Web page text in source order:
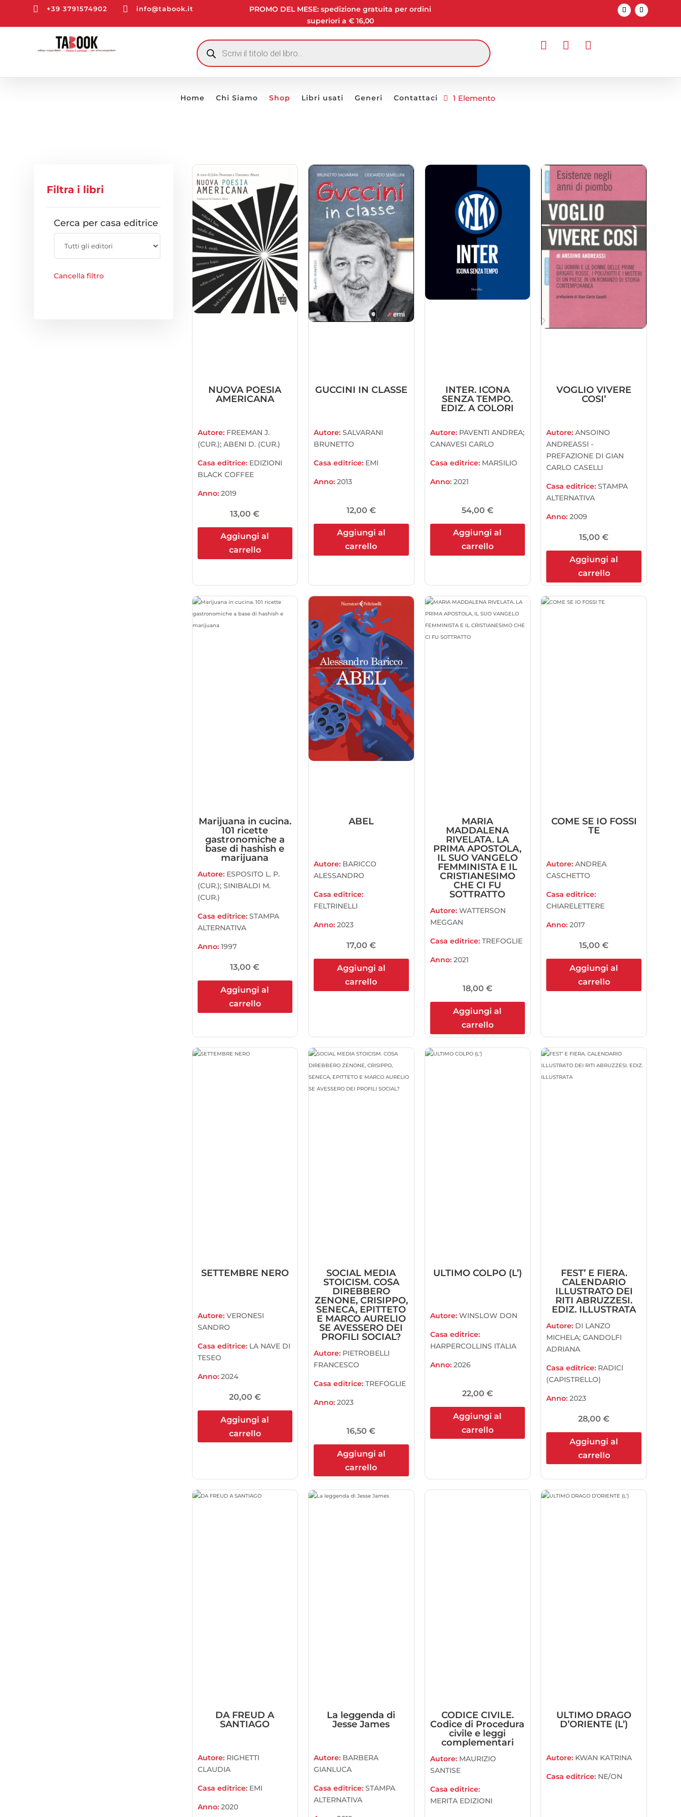
 +39 3791574902  info@tabook.it
PROMO DEL MESE: spedizione gratuita per ordini
superiori a € 16,00
RICERCA
PRODOTTI
  
Home Chi Siamo Shop Libri usati Generi Contattaci 1 Elemento
Filtra i libri
Cerca per casa editrice
Cancella filtro
NUOVA POESIA
AMERICANA
Autore: FREEMAN J.
(CUR.); ABENI D. (CUR.)
Casa editrice: EDIZIONI
BLACK COFFEE
Anno: 2019
13,00€
Aggiungi al
carrello
GUCCINI IN CLASSE
Autore:SALVARANI
BRUNETTO
Casa editrice: EMI
Anno:2013
12,00 €
Aggiungi al
carrello
INTER. ICONA
SENZA TEMPO.
EDIZ. A COLORI
Autore: PAVENTI ANDREA;
CANAVESI CARLO
Casa editrice: MARSILIO
Anno: 2021
54,00 €
Aggiungi al
carrello
VOGLIO VIVERE
COSI’
Autore:ANSOINO
ANDREASSI -
PREFAZIONE DI GIAN
CARLO CASELLI
Casa editrice:STAMPA
ALTERNATIVA
Anno:2009
15,00 €
Aggiungi al
carrello
Marijuana in cucina.
101 ricette
gastronomiche a
base di hashish e
marijuana
Autore: ESPOSITO L. P.
(CUR.); SINIBALDI M.
(CUR.)
Casa editrice: STAMPA
ALTERNATIVA
Anno: 1997
13,00€
Aggiungi al
carrello
ABEL
Autore: BARICCO
ALESSANDRO
Casa editrice:
FELTRINELLI
Anno:2023
17,00 €
Aggiungi al
carrello
MARIA
MADDALENA
RIVELATA. LA
PRIMA APOSTOLA,
IL SUO VANGELO
FEMMINISTA E IL
CRISTIANESIMO
CHE CI FU
SOTTRATTO
Autore: WATTERSON
MEGGAN
Casa editrice: TREFOGLIE
Anno: 2021
18,00 €
Aggiungi al
carrello
COME SE IO FOSSI
TE
Autore:ANDREA
CASCHETTO
Casa editrice:
CHIARELETTERE
Anno:2017
15,00 €
Aggiungi al
carrello
SETTEMBRE NERO
Autore: VERONESI
SANDRO
Casa editrice: LA NAVE DI
TESEO
Anno: 2024
20,00 €
Aggiungi al
carrello
SOCIAL MEDIA
STOICISM. COSA
DIREBBERO
ZENONE, CRISIPPO,
SENECA, EPITTETO
E MARCO AURELIO
SE AVESSERO DEI
PROFILI SOCIAL?
Autore: PIETROBELLI
FRANCESCO
Casa editrice:TREFOGLIE
Anno:2023
16,50€
Aggiungi al
carrello
ULTIMO COLPO (L’)
Autore: WINSLOW DON
Casa editrice:
HARPERCOLLINS ITALIA
Anno: 2026
22,00 €
Aggiungi al
carrello
FEST’ E FIERA.
CALENDARIO
ILLUSTRATO DEI
RITI ABRUZZESI.
EDIZ. ILLUSTRATA
Autore: DI LANZO
MICHELA; GANDOLFI
ADRIANA
Casa editrice: RADICI
(CAPISTRELLO)
Anno:2023
28,00 €
Aggiungi al
carrello
DA FREUD A
SANTIAGO
Autore: RIGHETTI
CLAUDIA
Casa editrice: EMI
Anno: 2020
La leggenda di
Jesse James
Autore: BARBERA
GIANLUCA
Casa editrice:STAMPA
ALTERNATIVA
CODICE CIVILE.
Codice di Procedura
civile e leggi
complementari
Autore: MAURIZIO
SANTISE
Casa editrice:
MERITA EDIZIONI
ULTIMO DRAGO
D’ORIENTE (L’)
Autore: KWAN KATRINA
Casa editrice: NE/ON